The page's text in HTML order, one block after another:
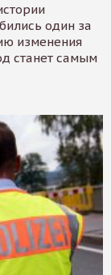
один за
изменения
станет самым